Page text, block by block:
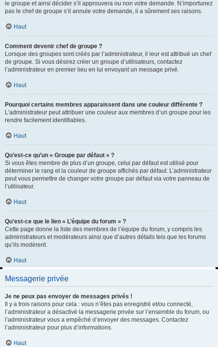
le groupe et ainsi décider s’il approuvera ou non votre demande. N’importunez
pas le chef de groupe s’il annule votre demande, il a sûrement ses raisons.
Haut
Comment devenir chef de groupe ?
Lorsque des groupes sont créés par l’administrateur, il leur est attribué un chef
de groupe. Si vous désirez créer un groupe d’utilisateurs, contactez
l’administrateur en premier lieu en lui envoyant un message privé.
Haut
Pourquoi certains membres apparaissent dans une couleur différente ?
L’administrateur peut attribuer une couleur aux membres d’un groupe pour les
rendre facilement identifiables.
Haut
Qu’est-ce qu’un « Groupe par défaut » ?
Si vous êtes membre de plus d’un groupe, celui par défaut est utilisé pour
déterminer le rang et la couleur de groupe affichés par défaut. L’administrateur
peut vous permettre de changer votre groupe par défaut via votre panneau de
l’utilisateur.
Haut
Qu’est-ce que le lien « L’équipe du forum » ?
Cette page donne la liste des membres de l’équipe du forum, y compris les
administrateurs et modérateurs ainsi que d’autres détails tels que les forums
qu’ils modèrent.
Haut
Messagerie privée
Je ne peux pas envoyer de messages privés !
Il y a trois raisons pour cela : vous n’êtes pas enregistré et/ou connecté,
l’administrateur a désactivé la messagerie privée sur l’ensemble du forum, ou
l’administrateur vous a empêché d’envoyer des messages. Contactez
l’administrateur pour plus d’informations.
Haut